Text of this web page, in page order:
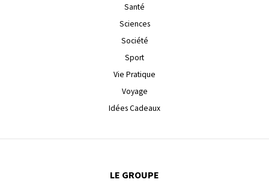
Santé
Sciences
Société
Sport
Vie Pratique
Voyage
Idées Cadeaux
LE GROUPE